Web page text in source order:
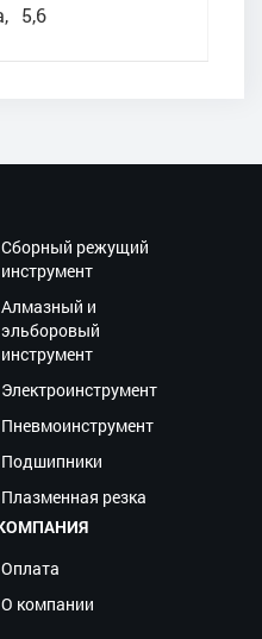
5,6
Сборный режущий
инструмент
Алмазный и
эльборовый
инструмент
Электроинструмент
Пневмоинструмент
Подшипники
Плазменная резка
Оплата
О компании